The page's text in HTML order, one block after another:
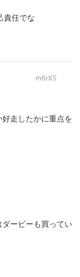
責任でな
m6rX5
走したかに重点を
ービーも買ってい